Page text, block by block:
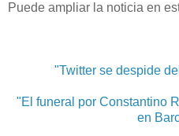
Puede ampliar la noticia en
"Twitter se despide
"El funeral por Constantino
en